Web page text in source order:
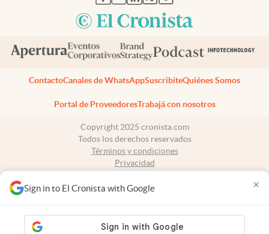
Sign in to El Cronista with Google ×
ContactoCanales de WhatsAppSuscribiteQuiénes Somos
Portal de ProveedoresTrabajá con nosotros
Copyright 2025 cronista.com
Todos los derechos reservados
Términos y condiciones
Privacidad
Tel: +54 11 7078-3270
propiedad intelectual: 56576959